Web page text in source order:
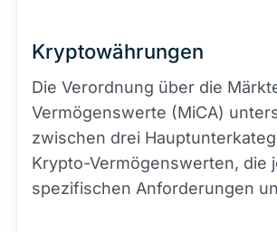
Kryptowährungen
Die Verordnung über die
Vermögenswerte (MiCA)
zwischen drei
Krypto-Vermögenswerten, die
spezifischen Anforderungen